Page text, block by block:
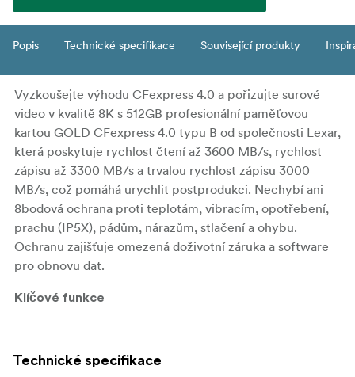
Popis Technické specifikace Související produkty
Vyzkoušejte výhodu CFexpress 4.0 a pořizujte surové
video v kvalitě 8K s 512GB profesionální paměťovou
kartou GOLD CFexpress 4.0 typu B od společnosti Lexar,
která poskytuje rychlost čtení až 3600 MB/s, rychlost
zápisu až 3300 MB/s a trvalou rychlost zápisu 3000
MB/s, což pomáhá urychlit postprodukci. Nechybí ani
8bodová ochrana proti teplotám, vibracím, opotřebení,
prachu (IP5X), pádům, nárazům, stlačení a ohybu.
Ochranu zajišťuje omezená doživotní záruka a software
pro obnovu dat.
Klíčové funkce
Sběrnice PCIe 4.0
Technické specifikace